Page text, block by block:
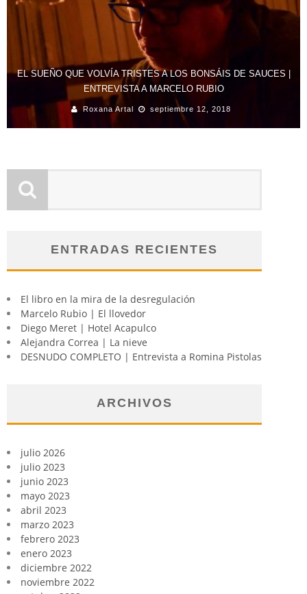
EL SUEÑO QUE VOLVÍA TRISTES A LOS BONSÁIS DE SAUCES |
ENTREVISTA A MARCELO RUBIO
Roxana Artal septiembre 12, 2018
ENTRADAS RECIENTES
El libro en la mira de la desregulación
Marcelo Rubio | El llovedor
Diego Meret | Hotel Acapulco
Alejandra Correa | La nieve
DESNUDO COMPLETO | Entrevista a Romina Pistolas
ARCHIVOS
julio 2026
julio 2023
junio 2023
mayo 2023
abril 2023
marzo 2023
febrero 2023
enero 2023
diciembre 2022
noviembre 2022